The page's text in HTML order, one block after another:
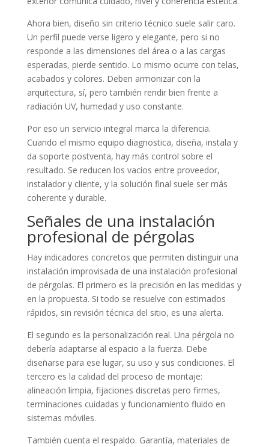
Ahora bien, diseño sin criterio técnico suele salir caro.
Un perfil puede verse ligero y elegante, pero si no
responde a las dimensiones del área o a las cargas
esperadas, pierde sentido. Lo mismo ocurre con telas,
acabados y colores. Deben armonizar con la
arquitectura, sí, pero también rendir bien frente a
radiación UV, humedad y uso constante.
Por eso un servicio integral marca la diferencia.
Cuando el mismo equipo diagnostica, diseña, instala y
da soporte postventa, hay más control sobre el
resultado. Se reducen los vacíos entre proveedor,
instalador y cliente, y la solución final suele ser más
coherente y durable.
Señales de una instalación
profesional de pérgolas
Hay indicadores concretos que permiten distinguir una
instalación improvisada de una instalación profesional
de pérgolas. El primero es la precisión en las medidas y
en la propuesta. Si todo se resuelve con estimados
rápidos, sin revisión técnica del sitio, es una alerta.
El segundo es la personalización real. Una pérgola no
debería adaptarse al espacio a la fuerza. Debe
diseñarse para ese lugar, su uso y sus condiciones. El
tercero es la calidad del proceso de montaje:
alineación limpia, fijaciones discretas pero firmes,
terminaciones cuidadas y funcionamiento fluido en
sistemas móviles.
También cuenta el respaldo. Garantía, materiales de